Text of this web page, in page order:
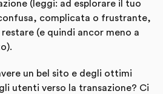
(leggi: ad esplorare il tuo
complicata o frustrante,
(e quindi ancor meno a
un bel sito e degli ottimi
utenti verso la transazione? Ci